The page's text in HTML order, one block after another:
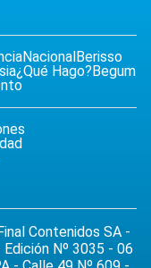
NacionalBerisso
¿Qué Hago?Begum
Contenidos SA -
Nº 3035 - 06